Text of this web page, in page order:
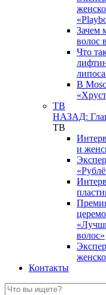
Зачем
волос
Что
В
ТВ
НАЗАД:
ТВ
и
волос»
Контакты